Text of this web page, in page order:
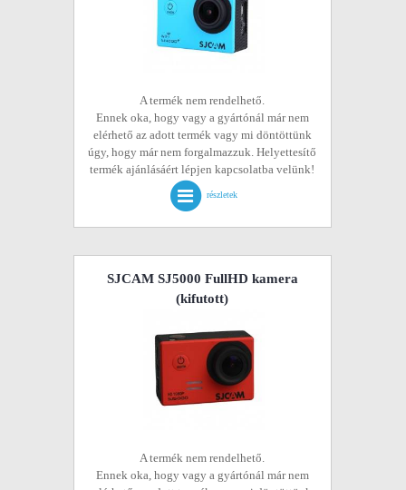
A termék nem rendelhető.
Ennek oka, hogy vagy a gyártónál már nem
elérhető az adott termék vagy mi döntöttünk
úgy, hogy már nem forgalmazzuk. Helyettesítő
termék ajánlásáért lépjen kapcsolatba velünk!
részletek
SJCAM SJ5000 FullHD kamera
(kifutott)
A termék nem rendelhető.
Ennek oka, hogy vagy a gyártónál már nem